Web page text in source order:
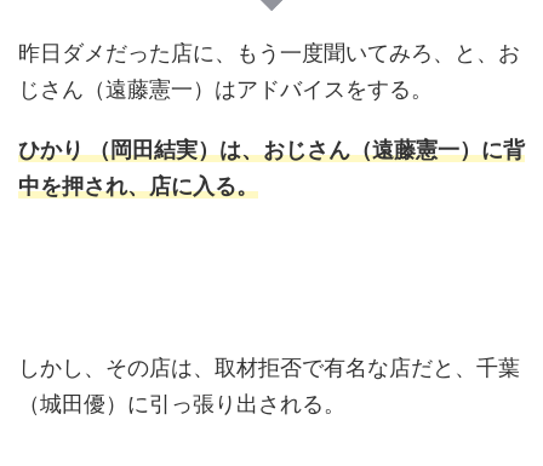
昨日ダメだった店に、もう一度聞いてみろ、と、お
じさん（遠藤憲一）はアドバイスをする。
ひかり （岡田結実）は、おじさん（遠藤憲一）に背
中を押され、店に入る。
しかし、その店は、取材拒否で有名な店だと、千葉
（城田優）に引っ張り出される。